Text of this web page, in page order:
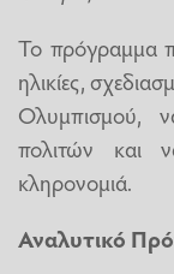
Το πρόγραμμα
ηλικίες,
Ολυμπισμού,
πολιτών και
κληρονομιά.
Αναλυτικό